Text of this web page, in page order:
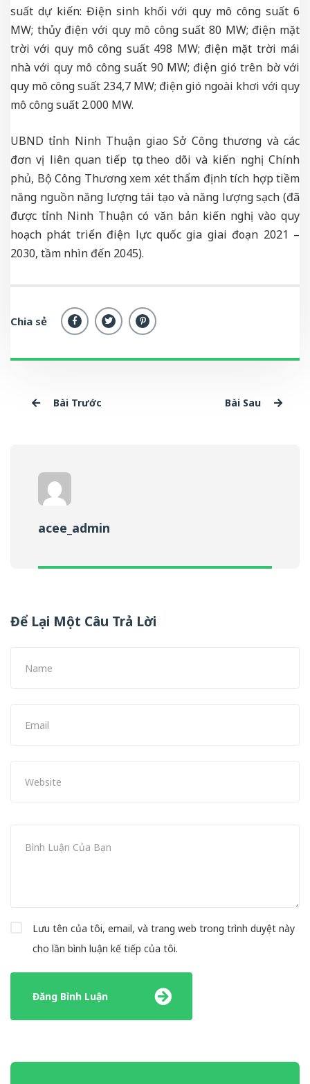
suất dự kiến: Điện sinh khối với quy mô công suất 6
MW; thủy điện với quy mô công suất 80 MW; điện mặt
trời với quy mô công suất 498 MW; điện mặt trời mái
nhà với quy mô công suất 90 MW; điện gió trên bờ với
quy mô công suất 234,7 MW; điện gió ngoài khơi với quy
mô công suất 2.000 MW.
UBND tỉnh Ninh Thuận giao Sở Công thương và các
đơn vị liên quan tiếp tục theo dõi và kiến nghị Chính
phủ, Bộ Công Thương xem xét thẩm định tích hợp tiềm
năng nguồn năng lượng tái tạo và năng lượng sạch (đã
được tỉnh Ninh Thuận có văn bản kiến nghị vào quy
hoạch phát triển điện lực quốc gia giai đoạn 2021 –
2030, tầm nhìn đến 2045).
Chia sẻ
Bài Trước Bài Sau
acee_admin
Để Lại Một Câu Trả Lời
Lưu tên của tôi, email, và trang web trong trình duyệt này
cho lần bình luận kế tiếp của tôi.